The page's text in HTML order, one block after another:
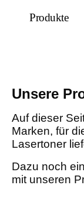
Produkte
Unsere
Auf dieser
Marken, für
Lasertoner
Dazu noch
mit unseren